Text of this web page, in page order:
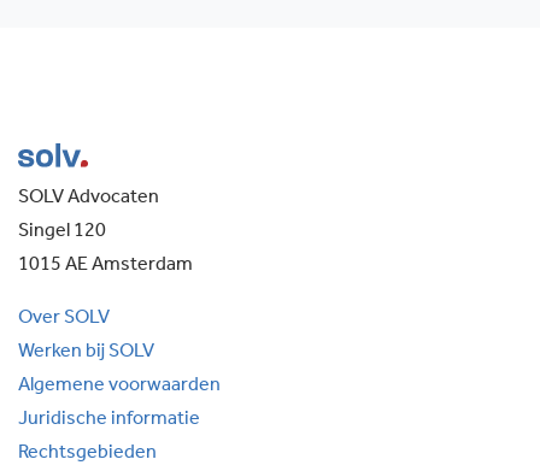
SOLV Advocaten
Singel 120
1015 AE Amsterdam
Over SOLV
Werken bij SOLV
Algemene voorwaarden
Juridische informatie
Rechtsgebieden